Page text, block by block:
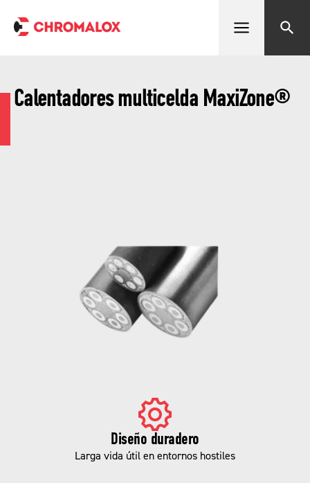
Abrir menúBuscar
Calentadores multicelda MaxiZone®
Diseño duradero
Larga vida útil en entornos hostiles